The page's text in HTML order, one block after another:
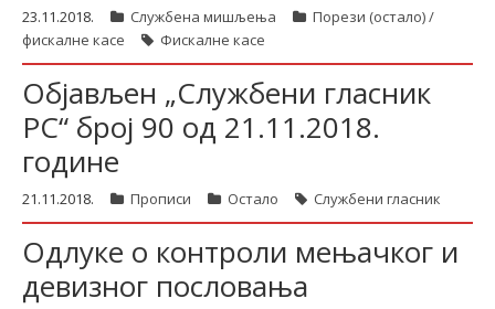
23.11.2018. Службена мишљења
Порези (остало) /
фискалне касе
Фискалне касе
Објављен „Службени гласник
РС“ број 90 од 21.11.2018.
године
21.11.2018. Прописи Остало Службени гласник
Одлуке о контроли мењачког и
девизног пословања